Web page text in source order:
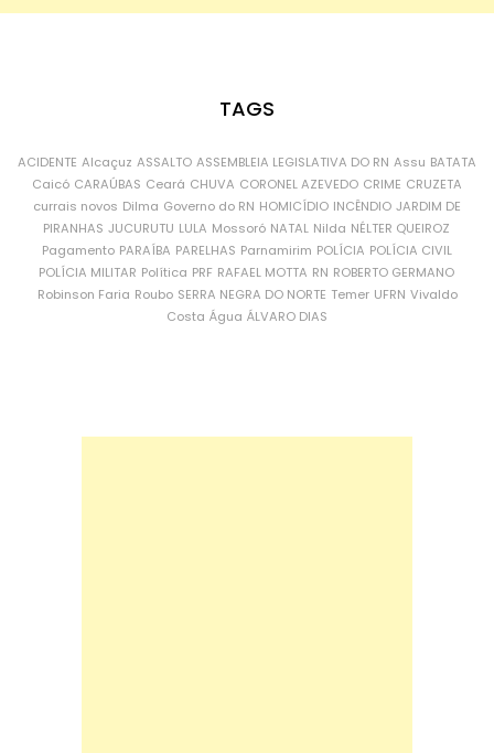
TAGS
ACIDENTE Alcaçuz ASSALTO ASSEMBLEIA LEGISLATIVA DO RN Assu BATATA
Caicó CARAÚBAS Ceará CHUVA CORONEL AZEVEDO CRIME CRUZETA
currais novos Dilma Governo do RN HOMICÍDIO INCÊNDIO JARDIM DE
PIRANHAS JUCURUTU LULA Mossoró NATAL Nilda NÉLTER QUEIROZ
Pagamento PARAÍBA PARELHAS Parnamirim POLÍCIA POLÍCIA CIVIL
POLÍCIA MILITAR Política PRF RAFAEL MOTTA RN ROBERTO GERMANO
Robinson Faria Roubo SERRA NEGRA DO NORTE Temer UFRN Vivaldo
Costa Água ÁLVARO DIAS